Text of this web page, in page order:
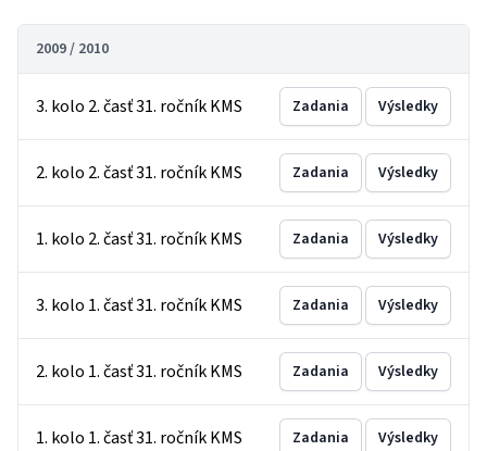
2009 / 2010
3. kolo 2. časť 31. ročník KMS Zadania Výsledky
2. kolo 2. časť 31. ročník KMS Zadania Výsledky
1. kolo 2. časť 31. ročník KMS Zadania Výsledky
3. kolo 1. časť 31. ročník KMS Zadania Výsledky
2. kolo 1. časť 31. ročník KMS Zadania Výsledky
1. kolo 1. časť 31. ročník KMS Zadania Výsledky